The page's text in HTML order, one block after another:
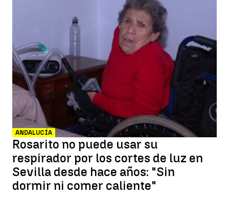
ANDALUCÍA
Rosarito no puede usar su
respirador por los cortes de luz en
Sevilla desde hace años: "Sin
dormir ni comer caliente"